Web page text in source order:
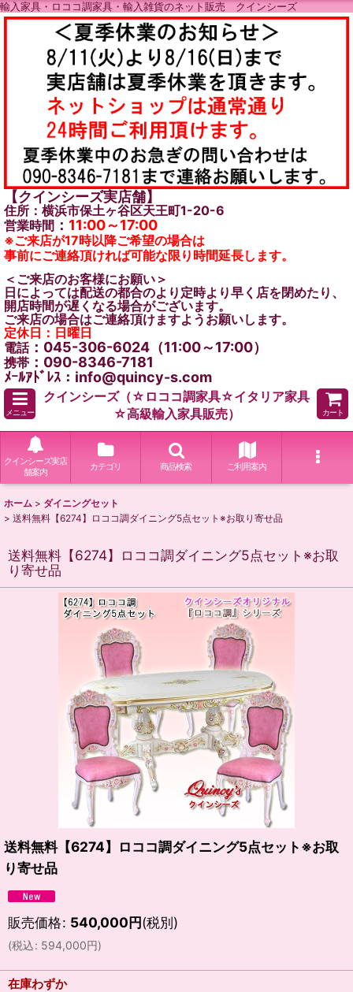
輸入家具・ロココ調家具・輸入雑貨のネット販売 クインシーズ
【クインシーズ実店舗】
住所：横浜市保土ヶ谷区天王町1-20-6
営業時間 ： 11:00～17:00
※ご来店が17時以降ご希望の場合は
事前にご連絡頂ければ可能な限り時間延長します。
＜ご来店のお客様にお願い＞
日によっては配送の都合のより定時より早く店を閉めたり、
開店時間が遅くなる場合がございます。
ご来店の場合はご連絡頂けますようお願いします。
定休日：日曜日
電話：045-306-6024（11:00～17:00）
携帯 ：090-8346-7181
ﾒｰﾙｱﾄﾞﾚｽ：info@quincy-s.com
メニュー
クインシーズ（☆ロココ調家具☆イタリア家具
☆高級輸入家具販売）
カート
クインシーズ実店
舗案内
カテゴリ 商品検索 ご利用案内
ホーム > ダイニングセット
> 送料無料【6274】ロココ調ダイニング5点セット※お取り寄せ品
送料無料【6274】ロココ調ダイニング5点セット※お取
り寄せ品
送料無料【6274】ロココ調ダイニング5点セット※お取
り寄せ品
販売価格: 540,000円(税別)
(税込: 594,000円)
在庫わずか